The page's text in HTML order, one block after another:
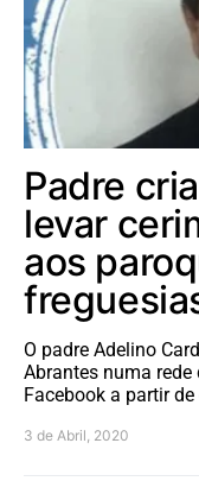
Padre
levar
aos
O padre Adelino
Abrantes numa
Facebook a partir
3 de Abril, 2020